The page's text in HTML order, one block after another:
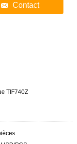
Contact
TIF740Z